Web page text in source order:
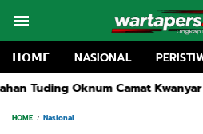
𝗛𝗢𝗠𝗘 NASIONAL
Minta Setoran Rp10 Juta
HOME Nasional